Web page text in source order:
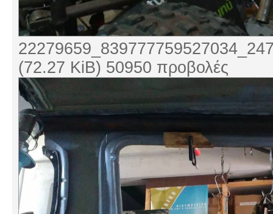
(72.27 KiB) 50950 προβολές